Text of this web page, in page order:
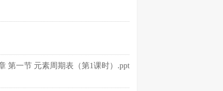
第一节 元素周期表（第1课时）.ppt